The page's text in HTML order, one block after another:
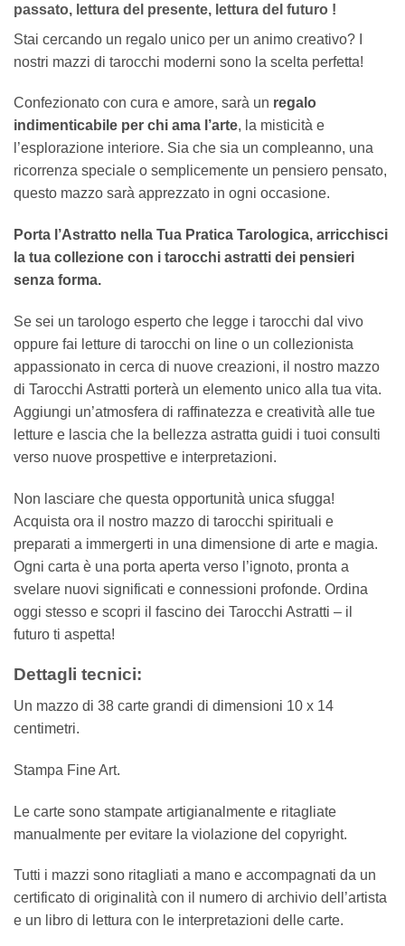
passato, lettura del presente, lettura del futuro !
Stai cercando un regalo unico per un animo creativo? I
nostri mazzi di tarocchi moderni sono la scelta perfetta!
Confezionato con cura e amore, sarà un regalo
indimenticabile per chi ama l’arte, la misticità e
l’esplorazione interiore. Sia che sia un compleanno, una
ricorrenza speciale o semplicemente un pensiero pensato,
questo mazzo sarà apprezzato in ogni occasione.
Porta l’Astratto nella Tua Pratica Tarologica, arricchisci
la tua collezione con i tarocchi astratti dei pensieri
senza forma.
Se sei un tarologo esperto che legge i tarocchi dal vivo
oppure fai letture di tarocchi on line o un collezionista
appassionato in cerca di nuove creazioni, il nostro mazzo
di Tarocchi Astratti porterà un elemento unico alla tua vita.
Aggiungi un’atmosfera di raffinatezza e creatività alle tue
letture e lascia che la bellezza astratta guidi i tuoi consulti
verso nuove prospettive e interpretazioni.
Non lasciare che questa opportunità unica sfugga!
Acquista ora il nostro mazzo di tarocchi spirituali e
preparati a immergerti in una dimensione di arte e magia.
Ogni carta è una porta aperta verso l’ignoto, pronta a
svelare nuovi significati e connessioni profonde. Ordina
oggi stesso e scopri il fascino dei Tarocchi Astratti – il
futuro ti aspetta!
Dettagli tecnici:
Un mazzo di 38 carte grandi di dimensioni 10 x 14
centimetri.
Stampa Fine Art.
Le carte sono stampate artigianalmente e ritagliate
manualmente per evitare la violazione del copyright.
Tutti i mazzi sono ritagliati a mano e accompagnati da un
certificato di originalità con il numero di archivio dell’artista
e un libro di lettura con le interpretazioni delle carte.